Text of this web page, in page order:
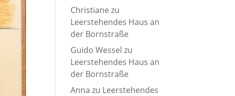
Christiane zu
Leerstehendes Haus an
der Bornstraße
Guido Wessel zu
Leerstehendes Haus an
der Bornstraße
Anna zu Leerstehendes